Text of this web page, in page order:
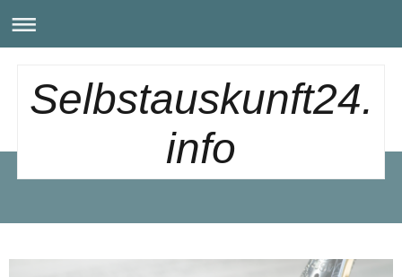
Selbstauskunft24.
info